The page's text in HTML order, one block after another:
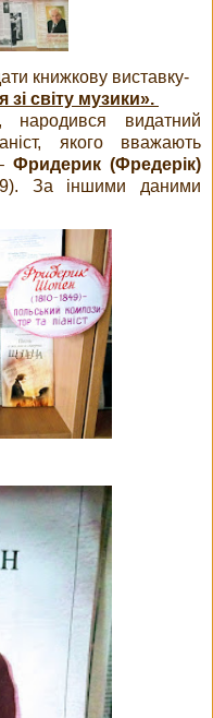
книжкову виставку-
світу музики».
видатний
якого вважають
Фридерик (Фредерік)
За іншими даними